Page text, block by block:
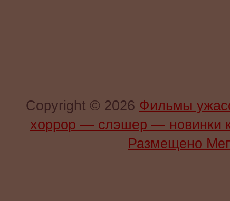
Copyright © 2026 Фильмы
хоррор — слэшер —
Размещено